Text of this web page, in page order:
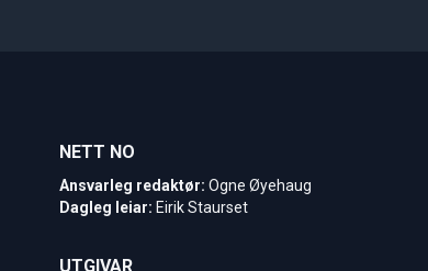
NETT NO
Ansvarleg redaktør: Ogne Øyehaug
Dagleg leiar: Eirik Staurset
UTGIVAR